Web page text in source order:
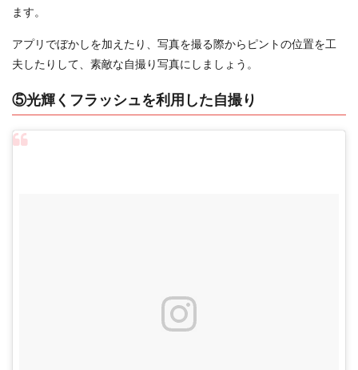
ます。
アプリでぼかしを加えたり、写真を撮る際からピントの位置を工
夫したりして、素敵な自撮り写真にしましょう。
⑤光輝くフラッシュを利用した自撮り